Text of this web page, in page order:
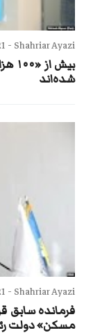
Shahriar Ayazi -
شده‌اند
Shahriar Ayazi -
فرمانده سابق
مسکن» دولت